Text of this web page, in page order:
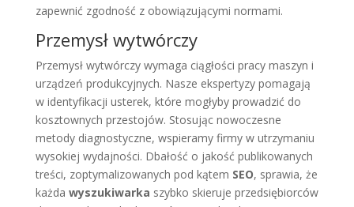
zapewnić zgodność z obowiązującymi normami.
Przemysł wytwórczy
Przemysł wytwórczy wymaga ciągłości pracy maszyn i
urządzeń produkcyjnych. Nasze ekspertyzy pomagają
w identyfikacji usterek, które mogłyby prowadzić do
kosztownych przestojów. Stosując nowoczesne
metody diagnostyczne, wspieramy firmy w utrzymaniu
wysokiej wydajności. Dbałość o jakość publikowanych
treści, zoptymalizowanych pod kątem SEO, sprawia, że
każda wyszukiwarka szybko skieruje przedsiębiorców